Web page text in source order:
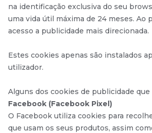
na identificação exclusiva do seu
uma vida útil máxima de 24 meses.
acesso a publicidade mais direcionada.
Estes cookies apenas são instalados
utilizador.
Alguns dos cookies de publicidade que
Facebook (Facebook Pixel)
O Facebook utiliza cookies para
que usam os seus produtos, assim